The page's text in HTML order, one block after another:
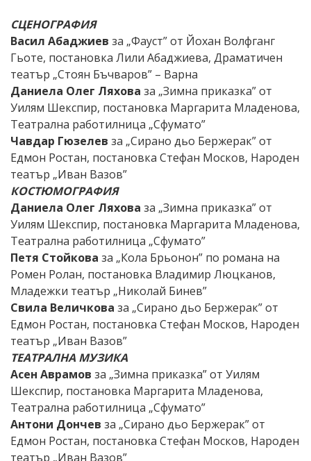
СЦЕНОГРАФИЯ
Васил Абаджиев за „Фауст” от Йохан Волфганг
Гьоте, постановка Лили Абаджиева, Драматичен
театър „Стоян Бъчваров” – Варна
Даниела Олег Ляхова за „Зимна приказка” от
Уилям Шекспир, постановка Маргарита Младенова,
Театрална работилница „Сфумато”
Чавдар Гюзелев за „Сирано дьо Бержерак” от
Едмон Ростан, постановка Стефан Москов, Народен
театър „Иван Вазов”
КОСТЮМОГРАФИЯ
Даниела Олег Ляхова за „Зимна приказка” от
Уилям Шекспир, постановка Маргарита Младенова,
Театрална работилница „Сфумато”
Петя Стойкова за „Кола Брьонон” по романа на
Ромен Ролан, постановка Владимир Люцканов,
Младежки театър „Николай Бинев”
Свила Величкова за „Сирано дьо Бержерак” от
Едмон Ростан, постановка Стефан Москов, Народен
театър „Иван Вазов”
ТЕАТРАЛНА МУЗИКА
Асен Аврамов за „Зимна приказка” от Уилям
Шекспир, постановка Маргарита Младенова,
Театрална работилница „Сфумато”
Антони Дончев за „Сирано дьо Бержерак” от
Едмон Ростан, постановка Стефан Москов, Народен
театър „Иван Вазов”